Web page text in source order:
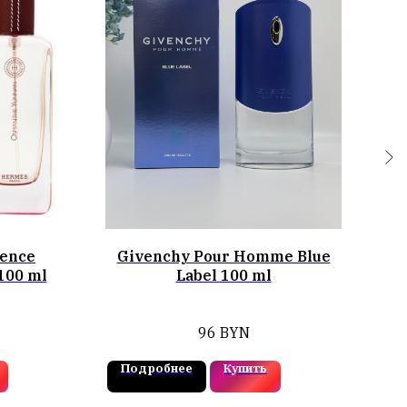
ml
Givenchy Pour Homme Blue
Label 100 ml
96 BYN
Подробнее Купить